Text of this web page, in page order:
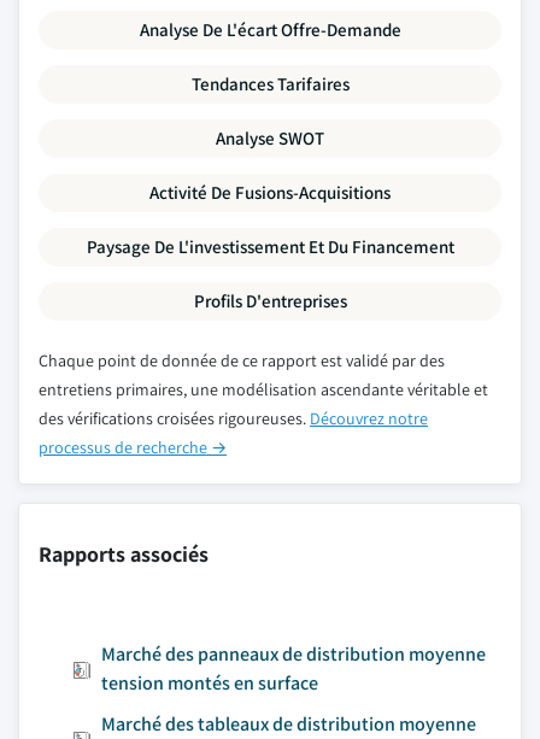
Analyse De L'écart Offre-Demande
Tendances Tarifaires
Analyse SWOT
Activité De Fusions-Acquisitions
Paysage De L'investissement Et Du Financement
Profils D'entreprises
Chaque point de donnée de ce rapport est validé par des
entretiens primaires, une modélisation ascendante véritable et
des vérifications croisées rigoureuses. Découvrez notre
processus de recherche →
Rapports associés
Marché des panneaux de distribution moyenne
tension montés en surface
Marché des tableaux de distribution moyenne